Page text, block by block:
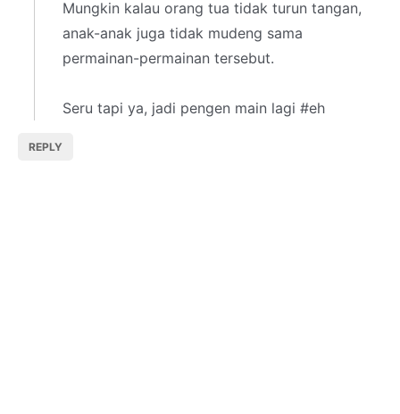
Mungkin kalau orang tua tidak turun tangan,
anak-anak juga tidak mudeng sama
permainan-permainan tersebut.
Seru tapi ya, jadi pengen main lagi #eh
REPLY